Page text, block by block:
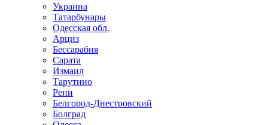
Украина
Татарбунары
Одесская обл.
Арциз
Бессарабия
Сарата
Измаил
Тарутино
Рени
Белгород-Днестровский
Болград